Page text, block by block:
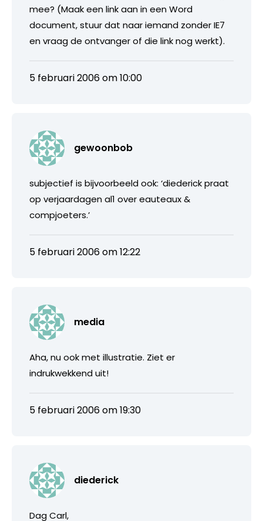
mee? (Maak een link aan in een Word
document, stuur dat naar iemand zonder IE7
en vraag de ontvanger of die link nog werkt).
5 februari 2006 om 10:00
gewoonbob
subjectief is bijvoorbeeld ook: ‘diederick praat
op verjaardagen al1 over eauteaux &
compjoeters.’
5 februari 2006 om 12:22
media
Aha, nu ook met illustratie. Ziet er
indrukwekkend uit!
5 februari 2006 om 19:30
diederick
Dag Carl,